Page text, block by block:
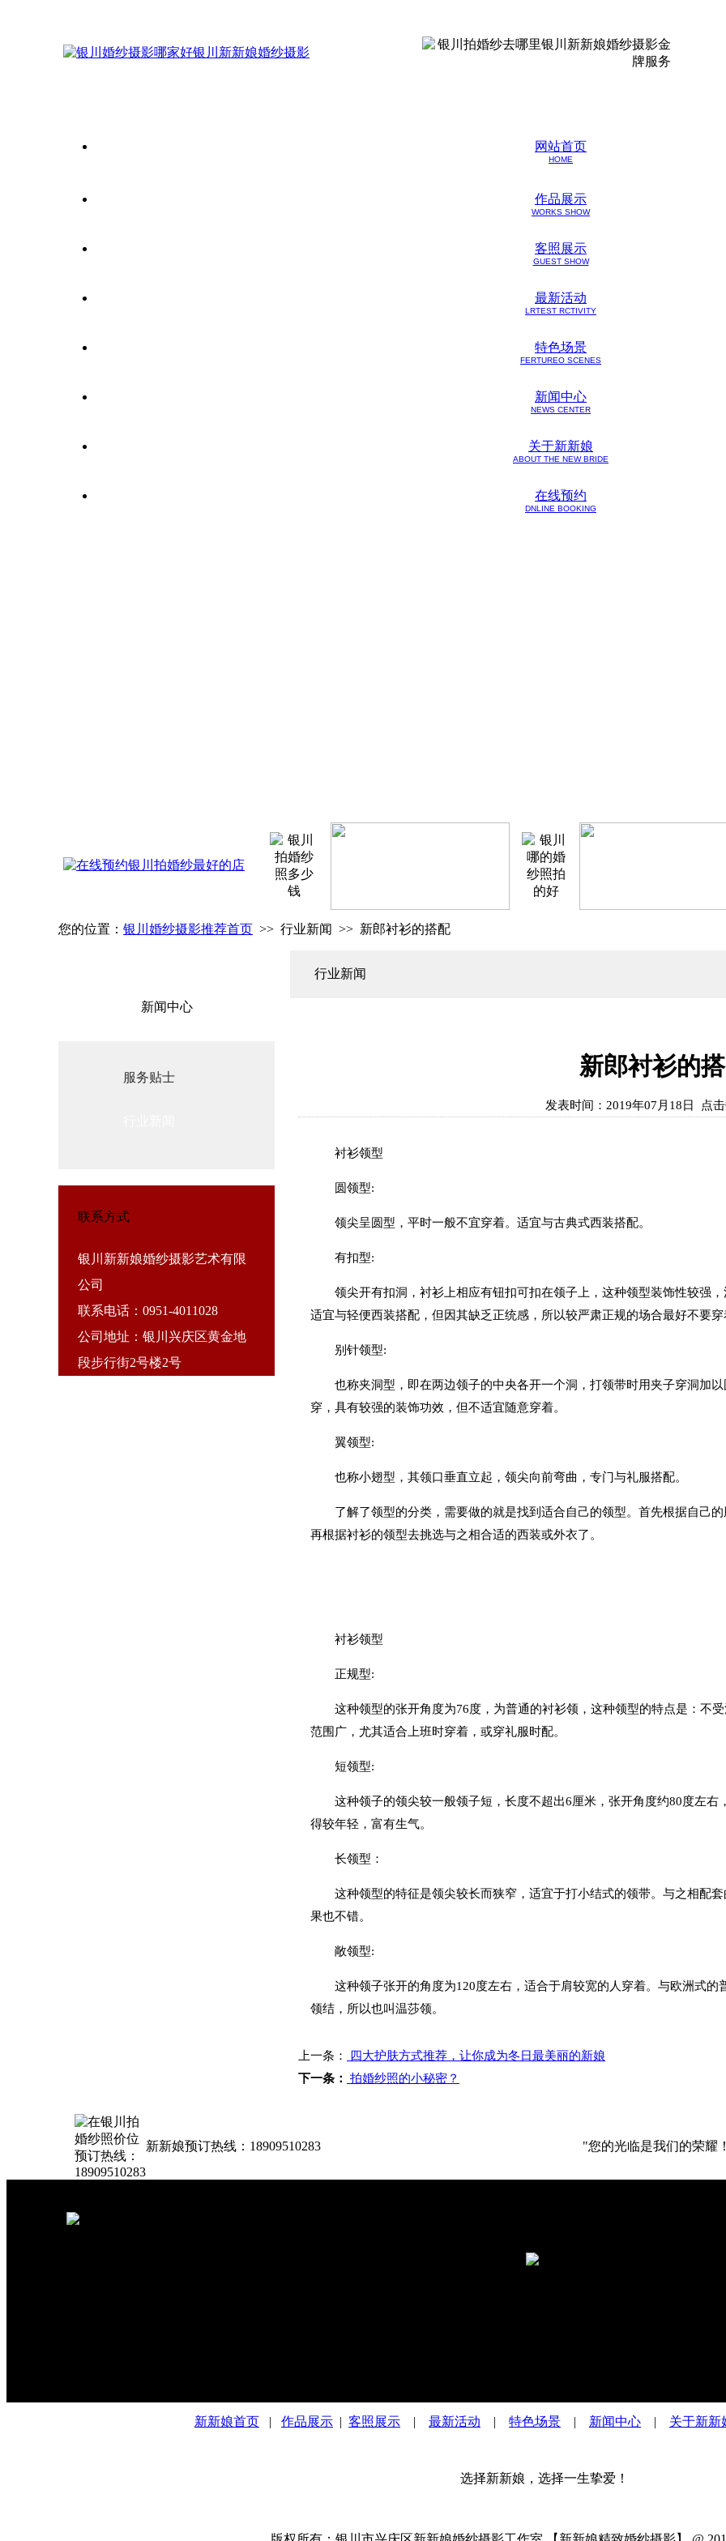
网站首页
HOME
作品展示
WORKS SHOW
客照展示
GUEST SHOW
最新活动
LRTEST RCTIVITY
特色场景
FERTUREO SCENES
新闻中心
NEWS CENTER
关于新新娘
ABOUT THE NEW BRIDE
在线预约
DNLINE BOOKING
您的位置： 银川婚纱摄影推荐首页 >> 行业新闻 >> 新郎衬衫的搭配
新闻中心
服务贴士
联系方式
银川新新娘婚纱摄影艺术有限
公司
联系电话：0951-4011028
公司地址：银川兴庆区黄金地
段步行街2号楼2号
行业新闻
新郎衬衫的
发表时间： 2019年07月18日 点
衬衫领型
圆领型:
领尖呈圆型，平时一般不宜穿着。适宜与古典式西装搭配。
有扣型:
领尖开有扣洞，衬衫上相应有钮扣可扣在领子上，这种领型装饰性较强，
适宜与轻便西装搭配，但因其缺乏正统感，所以较严肃正规的场合最好不要穿
别针领型:
也称夹洞型，即在两边领子的中央各开一个洞，打领带时用夹子穿洞加以
穿，具有较强的装饰功效，但不适宜随意穿着。
翼领型:
也称小翅型，其领口垂直立起，领尖向前弯曲，专门与礼服搭配。
了解了领型的分类，需要做的就是找到适合自己的领型。首先根据自己的
再根据衬衫的领型去挑选与之相合适的西装或外衣了。
衬衫领型
正规型:
这种领型的张开角度为76度，为普通的衬衫领，这种领型的特点是：不
范围广，尤其适合上班时穿着，或穿礼服时配。
短领型:
这种领子的领尖较一般领子短，长度不超出6厘米，张开角度约80度左右
得较年轻，富有生气。
长领型：
这种领型的特征是领尖较长而狭窄，适宜于打小结式的领带。与之相配套
果也不错。
敞领型:
这种领子张开的角度为120度左右，适合于肩较宽的人穿着。与欧洲式的
领结，所以也叫温莎领。
上一条：
四大护肤方式推荐，让你成为冬日最美丽的新娘
下一条：
拍婚纱照的小秘密？
新新娘预订热线：18909510283 "您的光临是我们的荣耀
新新娘首页 | 作品展示 | 客照展示 | 最新活动 | 特色场景 | 新闻中心 | 关于新新
选择新新娘，选择一生挚爱！